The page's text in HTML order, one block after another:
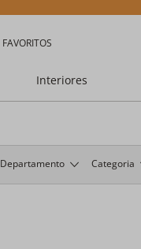
FAVORITOS
Interiores
Departamento Categoria